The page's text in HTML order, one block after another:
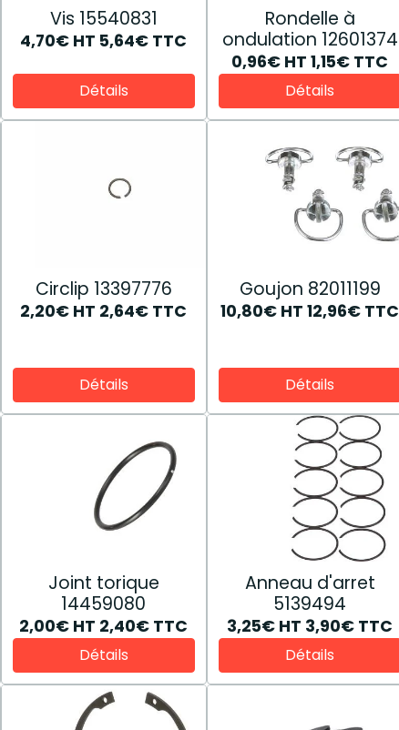
Vis 15540831
4,70€ HT 5,64€ TTC
Détails
Rondelle à
ondulation 12601374
0,96€ HT 1,15€ TTC
Détails
Circlip 13397776
2,20€ HT 2,64€ TTC
Détails
Goujon 82011199
10,80€ HT 12,96€ TTC
Détails
Joint torique
14459080
2,00€ HT 2,40€ TTC
Détails
Anneau d'arret
5139494
3,25€ HT 3,90€ TTC
Détails